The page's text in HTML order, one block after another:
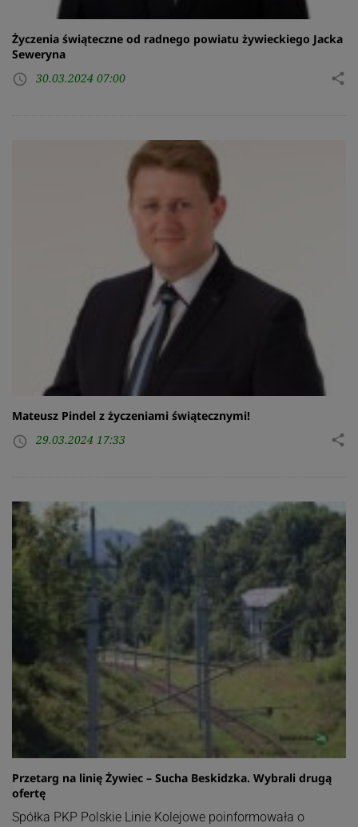
Życzenia świąteczne od radnego powiatu żywieckiego Jacka
Seweryna
access_time 30.03.2024 07:00 share
Mateusz Pindel z życzeniami świątecznymi!
access_time 29.03.2024 17:33 share
Przetarg na linię Żywiec – Sucha Beskidzka. Wybrali drugą
ofertę
Spółka PKP Polskie Linie Kolejowe poinformowała o